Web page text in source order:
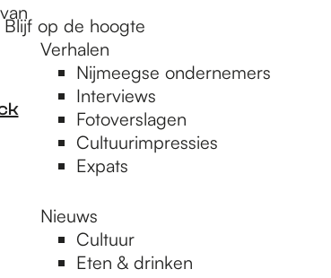
Blijf op de hoogte
Verhalen
Nijmeegse ondernemers
Interviews
Fotoverslagen
Cultuurimpressies
Expats
Nieuws
Cultuur
Eten & drinken